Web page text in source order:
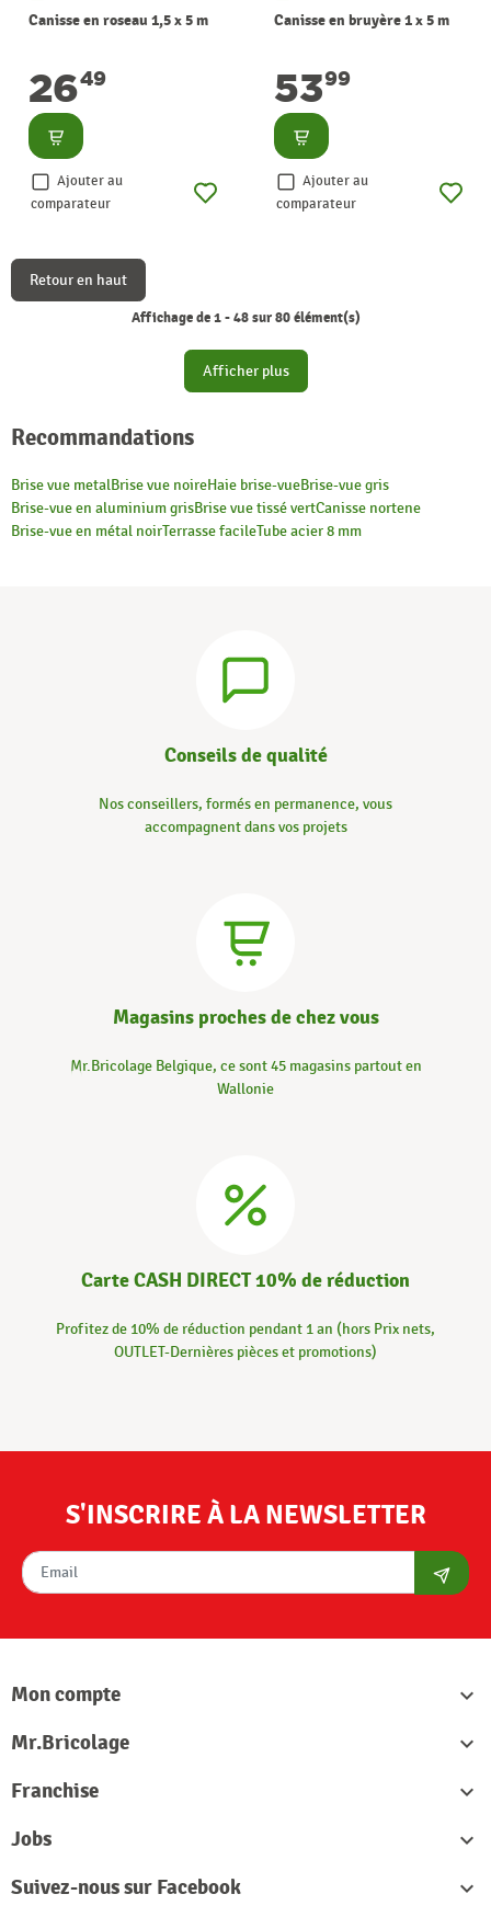
Canisse en roseau 1,5 x 5 m
2649
Consulter
Ajouter au
comparateur
Canisse en bruyère 1 x 5 m
5399
Consulter
Ajouter au
comparateur
Retour en haut
Affichage de 1 - 48 sur 80 élément(s)
Afficher plus
Recommandations
Brise vue metalBrise vue noireHaie brise-vueBrise-vue gris
Brise-vue en aluminium grisBrise vue tissé vertCanisse nortene
Brise-vue en métal noirTerrasse facileTube acier 8 mm
Conseils de qualité
Nos conseillers, formés en permanence, vous
accompagnent dans vos projets
Magasins proches de chez vous
Mr.Bricolage Belgique, ce sont 45 magasins partout en
Wallonie
Carte CASH DIRECT 10% de réduction
Profitez de 10% de réduction pendant 1 an (hors Prix nets,
OUTLET-Dernières pièces et promotions)
S'INSCRIRE À LA NEWSLETTER
Mon compte

Mr.Bricolage

Franchise

Jobs

Suivez-nous sur Facebook
